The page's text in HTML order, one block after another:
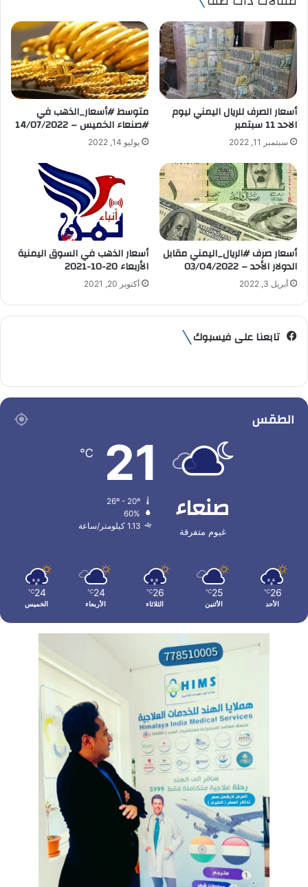
ا
ل
ل
ك
ر
و
ن
أسعار الصرف للريال اليمني ليوم
الاحد 11 سبتمبر
سبتمبر 11, 2022
متوسط #أسعار_الذهب في
#صنعاء الخميس – 14/07/2022
يوليو 14, 2022
أسعار صرف #الريال_اليمني مقابل
الدولار الأحد – 03/04/2022
أبريل 3, 2022
أسعار الذهب في السوق اليمنية
الأربعاء 20-10-2021
أكتوبر 20, 2021
تابعنا على فيسبوك
الطقس
صنعاء
غيوم متفرقة
21
℃
60%
1.13 كيلومتر/ساعة
26
℃
الأحد
25
℃
الأثنين
26
℃
الثلاثاء
24
℃
الأربعاء
24
℃
الخميس